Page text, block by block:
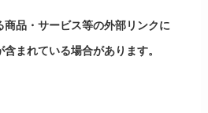
商品・サービス等の外部リンクに
まれている場合があります。